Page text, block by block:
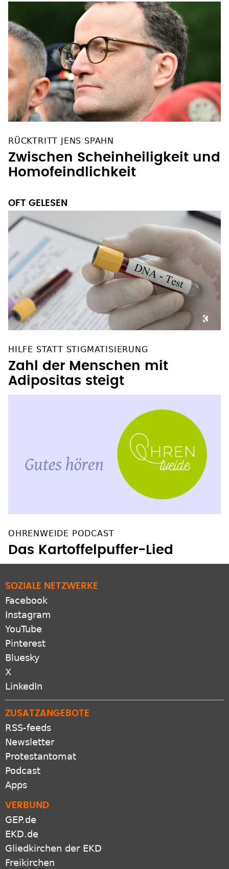
RÜCKTRITT JENS SPAHN
Zwischen Scheinheiligkeit und
Homofeindlichkeit
OFT GELESEN
HILFE STATT STIGMATISIERUNG
Zahl der Menschen mit
Adipositas steigt
OHRENWEIDE PODCAST
Das Kartoffelpuffer-Lied
SOZIALE NETZWERKE
Facebook
Instagram
YouTube
Pinterest
Bluesky
X
LinkedIn
ZUSATZANGEBOTE
RSS-feeds
Newsletter
Protestantomat
Podcast
Apps
VERBUND
GEP.de
EKD.de
Gliedkirchen der EKD
Freikirchen